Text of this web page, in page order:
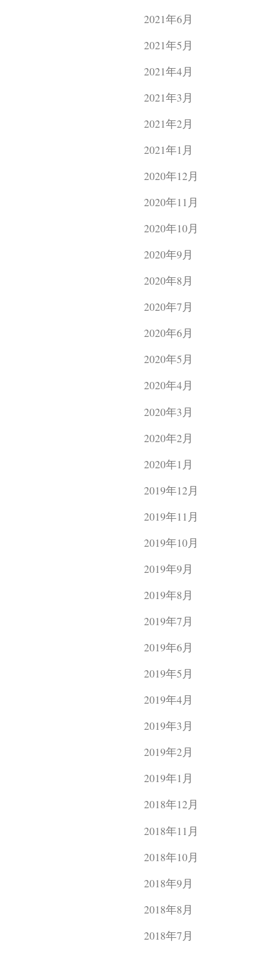
2021年6月
2021年5月
2021年4月
2021年3月
2021年2月
2021年1月
2020年12月
2020年11月
2020年10月
2020年9月
2020年8月
2020年7月
2020年6月
2020年5月
2020年4月
2020年3月
2020年2月
2020年1月
2019年12月
2019年11月
2019年10月
2019年9月
2019年8月
2019年7月
2019年6月
2019年5月
2019年4月
2019年3月
2019年2月
2019年1月
2018年12月
2018年11月
2018年10月
2018年9月
2018年8月
2018年7月